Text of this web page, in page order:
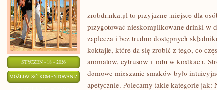
STYCZEŃ - 18 - 2026
MOŻLIWOŚĆ KOMENTOWANIA RUM
zrobdrinka.pl to przyjazne miejsce dla
przygotować nieskomplikowane drinki w
zaplecza i bez trudno dostępnych
koktajle, które da się zrobić z tego, co
aromatów, cytrusów i lodu w kostkach.
domowe mieszanie smaków było
apetycznie. Polecamy takie kategorie